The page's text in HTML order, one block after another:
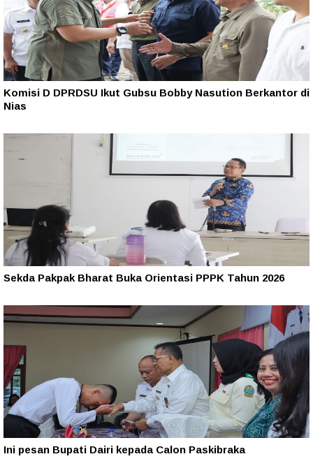
Komisi D DPRDSU Ikut Gubsu Bobby Nasution Berkantor di
Nias
Sekda Pakpak Bharat Buka Orientasi PPPK Tahun 2026
Ini pesan Bupati Dairi kepada Calon Paskibraka